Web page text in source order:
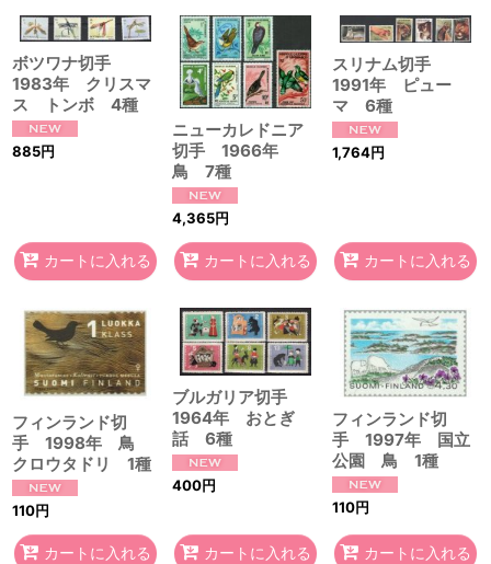
ボツワナ切手
1983年 クリスマ
ス トンボ 4種
885円
カートに入れる
ニューカレドニア
切手 1966年
鳥 7種
4,365円
カートに入れる
スリナム切手
1991年 ピュー
マ 6種
1,764円
カートに入れる
フィンランド切
手 1998年 鳥
クロウタドリ 1種
110円
カートに入れる
ブルガリア切手
1964年 おとぎ
話 6種
400円
カートに入れる
フィンランド切
手 1997年 国立
公園 鳥 1種
110円
カートに入れる